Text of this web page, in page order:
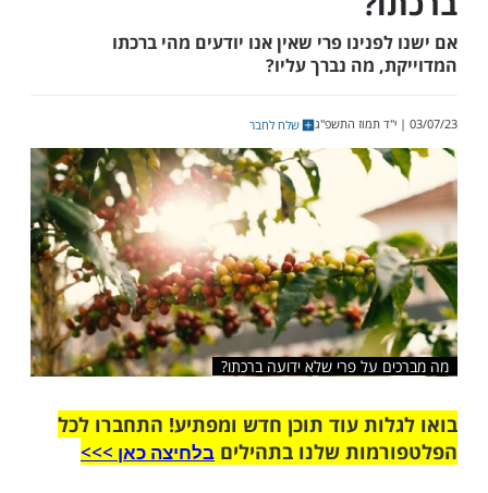
על פרי שלא ידועה
פרי שאין אנו יודעים מהי ברכתו
מה נברך עליו?
שלח לחבר